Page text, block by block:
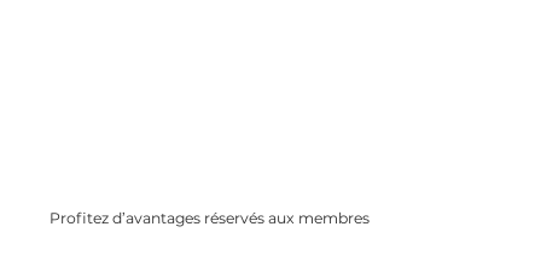
Profitez d’avantages réservés aux membres